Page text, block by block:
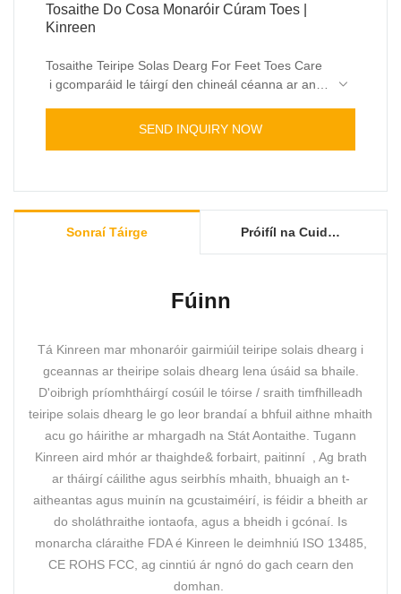
Tosaithe Do Cosa Monaróir Cúram Toes |
Kinreen
Tosaithe Teiripe Solas Dearg For Feet Toes Care
i gcomparáid le táirgí den chineál céanna ar an
i dtéarmaí feidhmíochta, cáilíochta, cuma, etc.,
agus tá dea-cháil air sa mhargadh. Déanann
Therapy Boot For Feet Toes Care a
shaincheapadh de réir do riachtanas.
SEND INQUIRY NOW
Sonraí Táirge Próifíl na Cuideachta
Fúinn
Tá Kinreen mar mhonaróir gairmiúil teiripe solais dhearg i
gceannas ar theiripe solais dhearg lena úsáid sa bhaile.
D'oibrigh príomhtháirgí cosúil le tóirse / sraith timfhilleadh
teiripe solais dhearg le go leor brandaí a bhfuil aithne mhaith
acu go háirithe ar mhargadh na Stát Aontaithe. Tugann
Kinreen aird mhór ar thaighde& forbairt, paitinní , Ag brath
ar tháirgí cáilithe agus seirbhís mhaith, bhuaigh an t-
aitheantas agus muinín na gcustaiméirí, is féidir a bheith ar
do sholáthraithe iontaofa, agus a bheidh i gcónaí. Is
monarcha cláraithe FDA é Kinreen le deimhniú ISO 13485,
CE ROHS FCC, ag cinntiú ár ngnó do gach cearn den
domhan.